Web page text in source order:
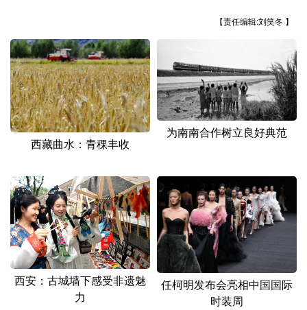
广东 广西
四川 贵州 云南 西藏
陕西 甘肃 青海 宁夏
新疆 内蒙古 黑龙江
多语种频道
English Español Français عربى
Русский язык 日本語 한국어
Deutsch Português
【责任编辑:刘笑冬 】
西藏曲水：青稞丰收
为南南合作树立良好典范
西安：古城墙下感受非遗魅
力
任柯明发布会亮相中国国际
时装周